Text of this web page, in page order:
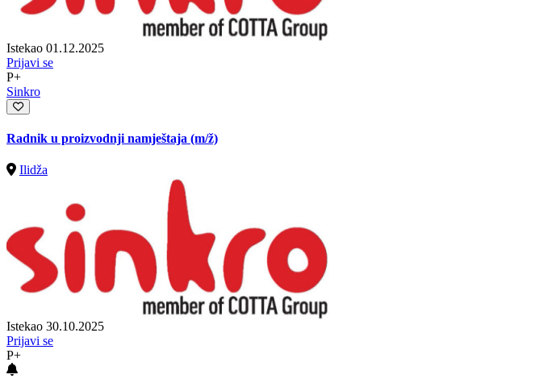
Istekao 01.12.2025
Prijavi se
P+
Sinkro
Radnik u proizvodnji namještaja (m/ž)
Ilidža
Istekao 30.10.2025
Prijavi se
P+